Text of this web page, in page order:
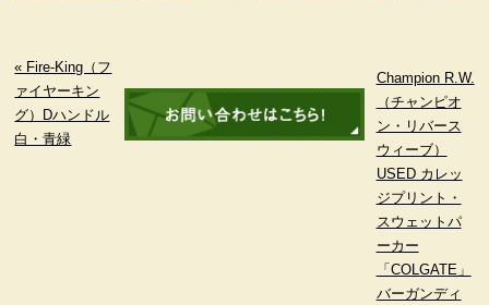
« Fire-King（フ
ァイヤーキン
グ）Dハンドル
白・青緑
Champion R.W.
（チャンピオ
ン・リバース
ウィーブ）
USED カレッ
ジプリント・
スウェットパ
ーカー
「COLGATE」
バーガンディ